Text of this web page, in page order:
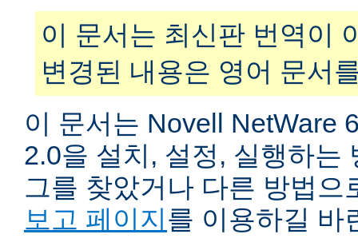
이 문서는 최신판 번역이
변경된 내용은 영어 문서
이 문서는 Novell NetWare
2.0을 설치, 설정, 실행하는
그를 찾았거나 다른 방법
보고 페이지를 이용하길 바